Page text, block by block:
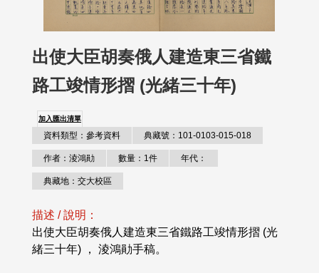
出使大臣胡奏俄人建造東三省鐵
路工竣情形摺 (光緒三十年)
加入匯出清單
資料類型：參考資料 典藏號：101-0103-015-018
作者：淩鴻勛 數量：1件 年代：
典藏地：交大校區
描述 / 說明：
出使大臣胡奏俄人建造東三省鐵路工竣情形摺 (光
緒三十年) ， 淩鴻勛手稿。